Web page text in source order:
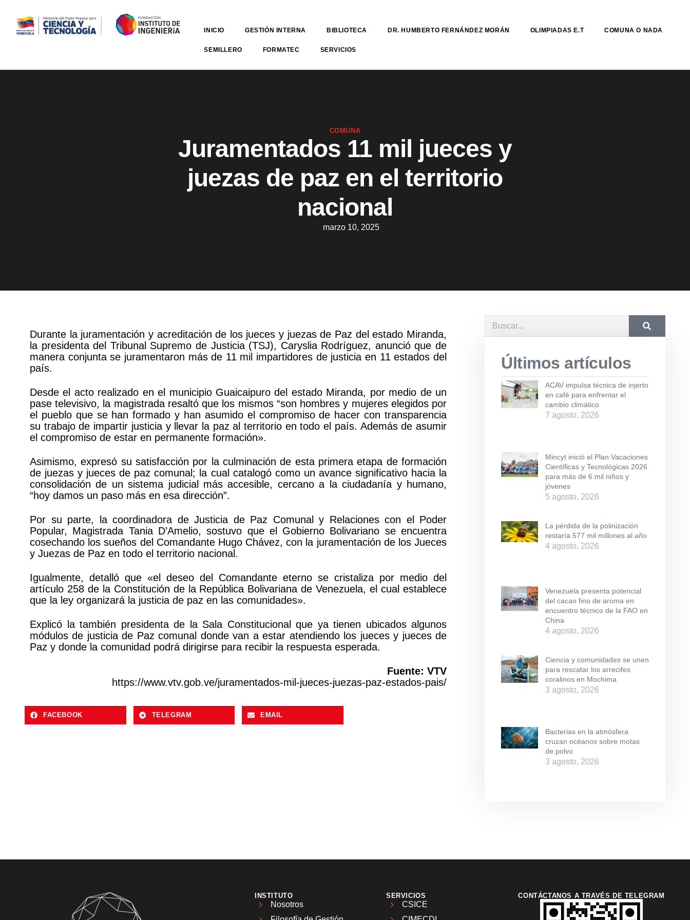
INICIO GESTIÓN INTERNA BIBLIOTECA DR. HUMBERTO FERNÁNDEZ MORÁN OLIMPIADAS E.T COMUNA O NADA
SEMILLERO FORMATEC SERVICIOS
COMUNA
Juramentados 11 mil jueces y
juezas de paz en el territorio
nacional
marzo 10, 2025
Durante la juramentación y acreditación de los jueces y juezas de Paz del estado Miranda,
la presidenta del Tribunal Supremo de Justicia (TSJ), Caryslia Rodríguez, anunció que de
manera conjunta se juramentaron más de 11 mil impartidores de justicia en 11 estados del
país.
Desde el acto realizado en el municipio Guaicaipuro del estado Miranda, por medio de un
pase televisivo, la magistrada resaltó que los mismos “son hombres y mujeres elegidos por
el pueblo que se han formado y han asumido el compromiso de hacer con transparencia
su trabajo de impartir justicia y llevar la paz al territorio en todo el país. Además de asumir
el compromiso de estar en permanente formación».
Asimismo, expresó su satisfacción por la culminación de esta primera etapa de formación
de juezas y jueces de paz comunal; la cual catalogó como un avance significativo hacia la
consolidación de un sistema judicial más accesible, cercano a la ciudadanía y humano,
“hoy damos un paso más en esa dirección”.
Por su parte, la coordinadora de Justicia de Paz Comunal y Relaciones con el Poder
Popular, Magistrada Tania D’Amelio, sostuvo que el Gobierno Bolivariano se encuentra
cosechando los sueños del Comandante Hugo Chávez, con la juramentación de los Jueces
y Juezas de Paz en todo el territorio nacional.
Igualmente, detalló que «el deseo del Comandante eterno se cristaliza por medio del
artículo 258 de la Constitución de la República Bolivariana de Venezuela, el cual establece
que la ley organizará la justicia de paz en las comunidades».
Explicó la también presidenta de la Sala Constitucional que ya tienen ubicados algunos
módulos de justicia de Paz comunal donde van a estar atendiendo los jueces y jueces de
Paz y donde la comunidad podrá dirigirse para recibir la respuesta esperada.
Fuente: VTV
https://www.vtv.gob.ve/juramentados-mil-jueces-juezas-paz-estados-pais/
FACEBOOK TELEGRAM EMAIL
Últimos artículos
ACAV impulsa técnica de injerto
en café para enfrentar el
cambio climático
7 agosto, 2026
Mincyt inició el Plan Vacaciones
Científicas y Tecnológicas 2026
para más de 6 mil niños y
jóvenes
5 agosto, 2026
La pérdida de la polinización
restaría 577 mil millones al año
4 agosto, 2026
Venezuela presenta potencial
del cacao fino de aroma en
encuentro técnico de la FAO en
China
4 agosto, 2026
Ciencia y comunidades se unen
para rescatar los arrecifes
coralinos en Mochima
3 agosto, 2026
Bacterias en la atmósfera
cruzan océanos sobre motas
de polvo
3 agosto, 2026
INSTITUTO
Nosotros
SERVICIOS
CSICE
CONTÁCTANOS A TRAVÉS DE TELEGRAM